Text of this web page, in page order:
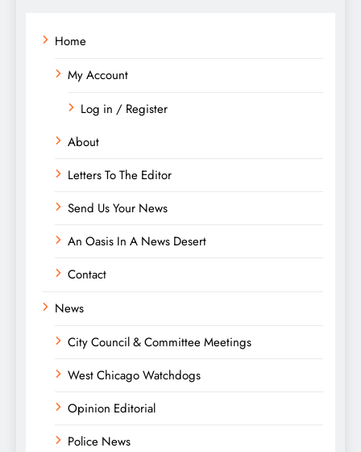
Home
My Account
Log in / Register
About
Letters To The Editor
Send Us Your News
An Oasis In A News Desert
Contact
News
City Council & Committee Meetings
West Chicago Watchdogs
Opinion Editorial
Police News